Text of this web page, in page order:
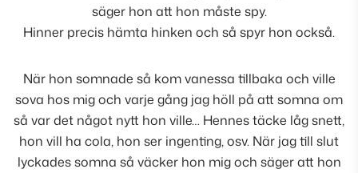
säger hon att hon måste spy.
Hinner precis hämta hinken och så spyr hon också.
När hon somnade så kom vanessa tillbaka och ville
sova hos mig och varje gång jag höll på att somna om
så var det något nytt hon ville… Hennes täcke låg snett,
hon vill ha cola, hon ser ingenting, osv. När jag till slut
lyckades somna så väcker hon mig och säger att hon